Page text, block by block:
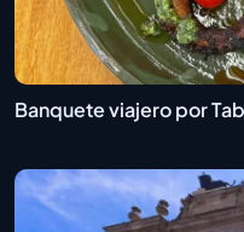
Banquete viajero por